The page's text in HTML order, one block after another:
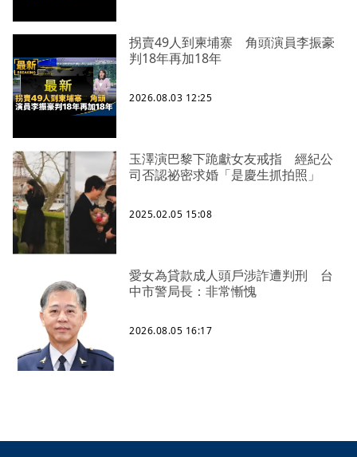
拐賣49人到柬埔寨 角頭演員李振豪
判18年再加18年
2026.08.03 12:25
玉澤演巴黎下跪獻女友戒指 經紀公
司否認祕密求婚「是慶生抓拍照」
2025.02.05 15:08
愛女為貸款成人頭戶涉詐遭判刑 台
中市警局長：非常慚愧
2026.08.05 16:17